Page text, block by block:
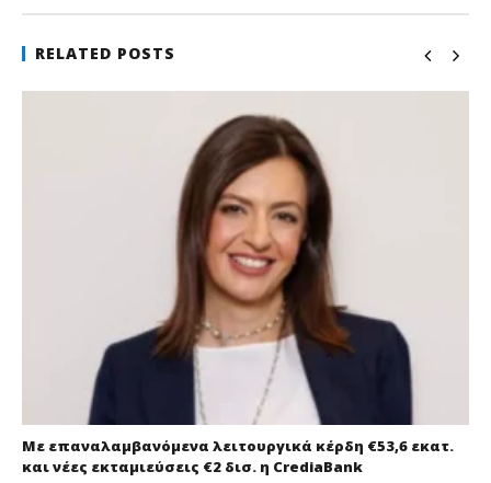
RELATED POSTS
Με επαναλαμβανόμενα λειτουργικά κέρδη €53,6 εκατ.
και νέες εκταμιεύσεις €2 δισ. η CrediaBank